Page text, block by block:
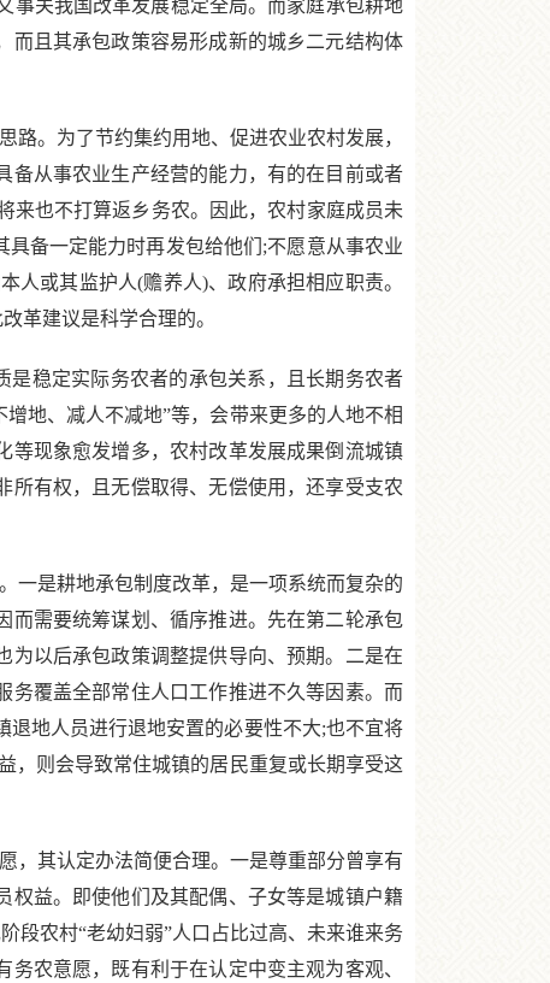
事关我国改革发展稳定全局。而家庭承包耕地
而且其承包政策容易形成新的城乡二元结构体
。为了节约集约用地、促进农业农村发展，
备从事农业生产经营的能力，有的在目前或者
来也不打算返乡务农。因此，农村家庭成员未
备一定能力时再发包给他们;不愿意从事农业
人或其监护人(赡养人)、政府承担相应职责。
革建议是科学合理的。
稳定实际务农者的承包关系，且长期务农者
地、减人不减地”等，会带来更多的人地不相
等现象愈发增多，农村改革发展成果倒流城镇
所有权，且无偿取得、无偿使用，还享受支农
是耕地承包制度改革，是一项系统而复杂的
而需要统筹谋划、循序推进。先在第二轮承包
为以后承包政策调整提供导向、预期。二是在
务覆盖全部常住人口工作推进不久等因素。而
地人员进行退地安置的必要性不大;也不宜将
，则会导致常住城镇的居民重复或长期享受这
其认定办法简便合理。一是尊重部分曾享有
权益。即使他们及其配偶、子女等是城镇户籍
段农村“老幼妇弱”人口占比过高、未来谁来务
农意愿，既有利于在认定中变主观为客观、